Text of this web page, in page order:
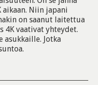
Niin japani
on saanut laitettua
4K vaativat yhteydet.
Jotka